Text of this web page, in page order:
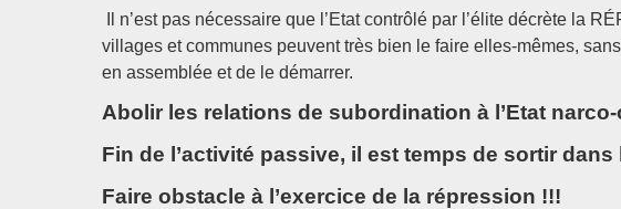
Il n’est pas nécessaire que l’Etat contrôlé par l’élite décrète la
villages et communes peuvent très bien le faire elles-mêmes,
en assemblée et de le démarrer.
Abolir les relations de subordination à l’Etat
Fin de l’activité passive, il est temps de sortir dans
Faire obstacle à l’exercice de la répression !!!